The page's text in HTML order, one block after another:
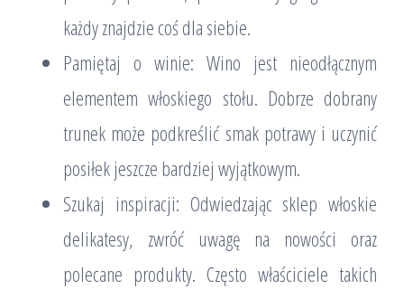
każdy znajdzie coś dla siebie.
Pamiętaj o winie: Wino jest nieodłącznym
elementem włoskiego stołu. Dobrze dobrany
trunek może podkreślić smak potrawy i uczynić
posiłek jeszcze bardziej wyjątkowym.
Szukaj inspiracji: Odwiedzając sklep włoskie
delikatesy, zwróć uwagę na nowości oraz
polecane produkty. Często właściciele takich